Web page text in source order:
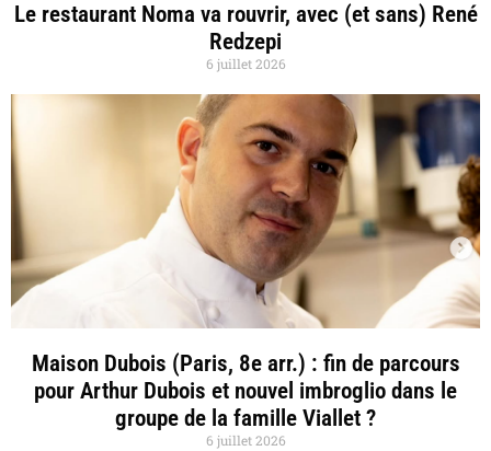
Le restaurant Noma va rouvrir, avec (et sans) René
Redzepi
6 juillet 2026
Maison Dubois (Paris, 8e arr.) : fin de parcours
pour Arthur Dubois et nouvel imbroglio dans le
groupe de la famille Viallet ?
6 juillet 2026